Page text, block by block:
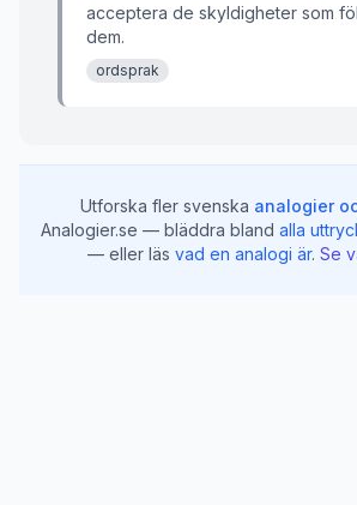
acceptera de skyldigheter som
dem.
ordsprak
Utforska fler svenska analogier
Analogier.se — bläddra bland alla
— eller läs vad en analogi är. Se